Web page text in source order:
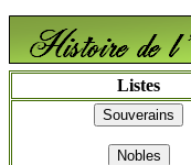
Listes